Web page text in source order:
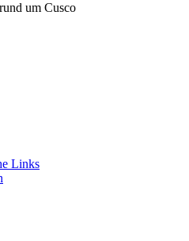
um Cusco
Links